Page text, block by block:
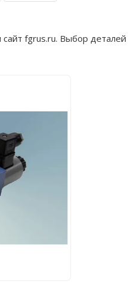
fgrus.ru. Выбор